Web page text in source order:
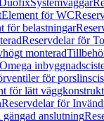
Systemväggar
Element för WC
för belastningar
Reservdelar för
monterad
för
för lätt
Reservdelar för
gängad anslutning